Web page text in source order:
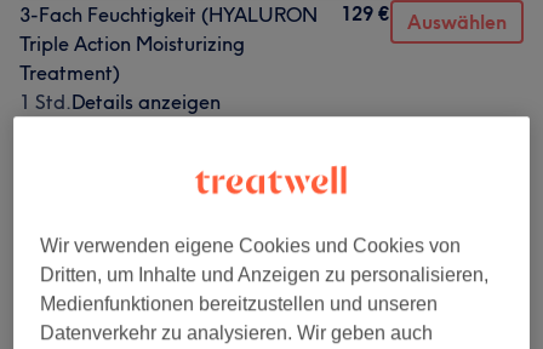
3-Fach Feuchtigkeit (HYALURON
Triple Action Moisturizing
Treatment)
1 Std.Details anzeigen
129 € Auswählen
Vitamin C ebenmäßiges Hautbild
(C Pure Infusion Face Treatment)
1 Std. 15 Min.Details anzeigen
139 € Auswählen
Wir verwenden eigene Cookies und Cookies von
Dritten, um Inhalte und Anzeigen zu personalisieren,
Medienfunktionen bereitzustellen und unseren
Datenverkehr zu analysieren. Wir geben auch